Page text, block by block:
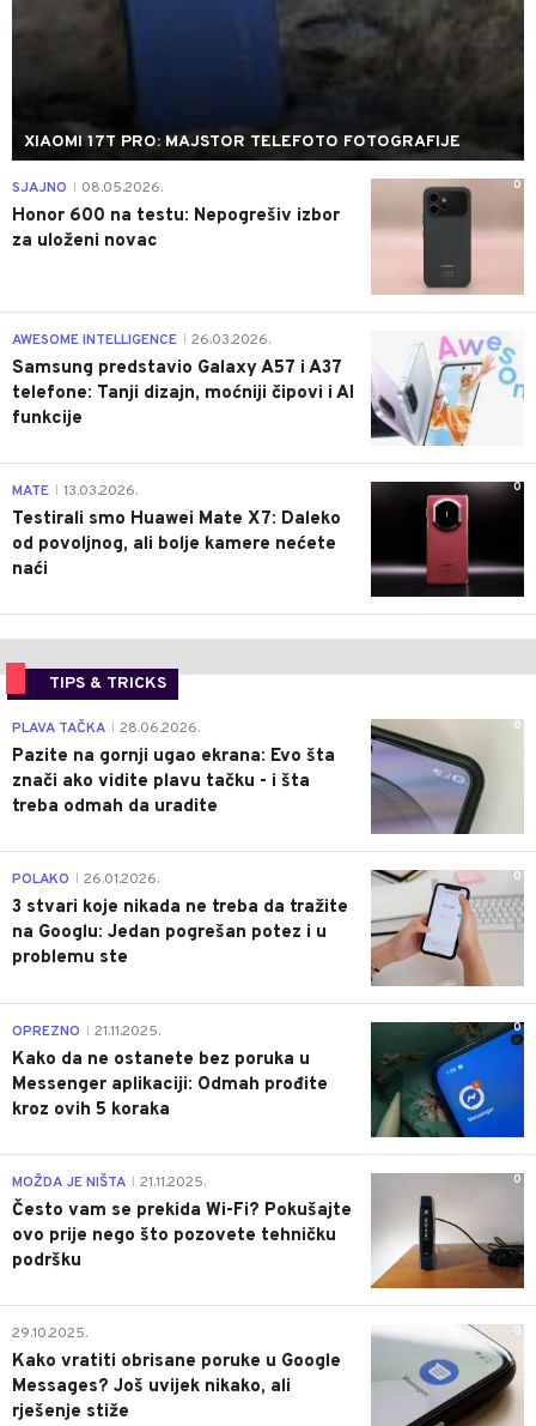
XIAOMI 17T PRO: MAJSTOR TELEFOTO FOTOGRAFIJE
0
SJAJNO 08.05.2026.
Honor 600 na testu: Nepogrešiv izbor
za uloženi novac
AWESOME INTELLIGENCE 26.03.2026.
Samsung predstavio Galaxy A57 i A37
telefone: Tanji dizajn, moćniji čipovi i AI
funkcije
0
MATE 13.03.2026.
Testirali smo Huawei Mate X7: Daleko
od povoljnog, ali bolje kamere nećete
naći
TIPS & TRICKS
0
PLAVA TAČKA 28.06.2026.
Pazite na gornji ugao ekrana: Evo šta
znači ako vidite plavu tačku - i šta
treba odmah da uradite
0
POLAKO 26.01.2026.
3 stvari koje nikada ne treba da tražite
na Googlu: Jedan pogrešan potez i u
problemu ste
0
OPREZNO 21.11.2025.
Kako da ne ostanete bez poruka u
Messenger aplikaciji: Odmah prođite
kroz ovih 5 koraka
0
MOŽDA JE NIŠTA 21.11.2025.
Često vam se prekida Wi-Fi? Pokušajte
ovo prije nego što pozovete tehničku
podršku
0
29.10.2025.
Kako vratiti obrisane poruke u Google
Messages? Još uvijek nikako, ali
rješenje stiže